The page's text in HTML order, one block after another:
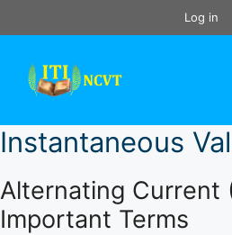
to
Log in
Instantaneous
Alternating Current
Important Terms